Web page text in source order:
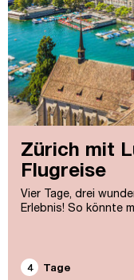
Zürich mit
Flugreise
Vier Tage, drei
Erlebnis! So könnte
4 Tage